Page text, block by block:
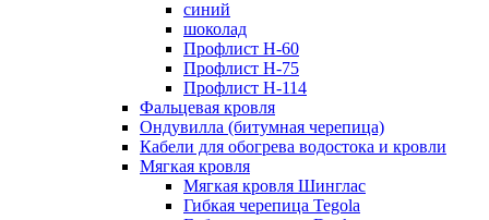
синий
шоколад
Профлист Н-60
Профлист Н-75
Профлист H-114
Фальцевая кровля
Ондувилла (битумная черепица)
Кабели для обогрева водостока и кровли
Мягкая кровля
Мягкая кровля Шинглас
Гибкая черепица Tegola